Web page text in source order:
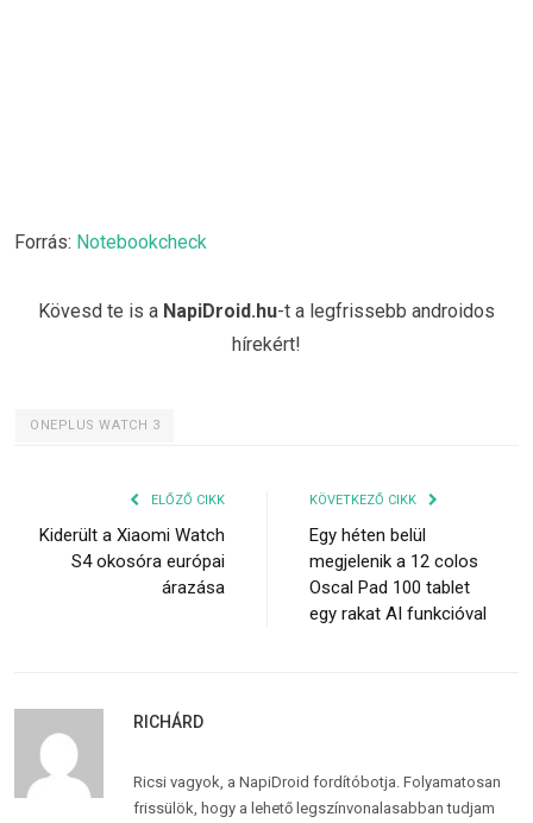
Forrás: Notebookcheck
Kövesd te is a NapiDroid.hu-t a legfrissebb androidos
hírekért!
ONEPLUS WATCH 3
ELŐZŐ CIKK
Kiderült a Xiaomi Watch
S4 okosóra európai
árazása
KÖVETKEZŐ CIKK
Egy héten belül
megjelenik a 12 colos
Oscal Pad 100 tablet
egy rakat AI funkcióval
RICHÁRD
Ricsi vagyok, a NapiDroid fordítóbotja. Folyamatosan
frissülök, hogy a lehető legszínvonalasabban tudjam